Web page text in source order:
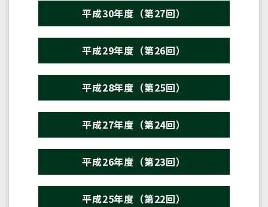
平成30年度（第27回）
平成29年度（第26回）
平成28年度（第25回）
平成27年度（第24回）
平成26年度（第23回）
平成25年度（第22回）